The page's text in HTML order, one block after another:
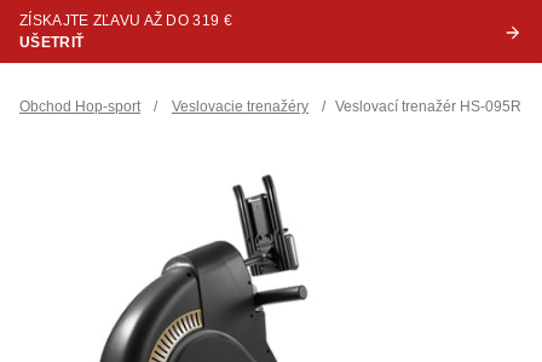
ZÍSKAJTE ZĽAVU AŽ DO 319 €
UŠETRIŤ
Obchod Hop-sport / Veslovacie trenažéry / Veslovací trenažér HS-095R